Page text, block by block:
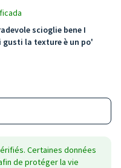
scioglie bene I
gusti la texture è un po'
Certaines données
de protéger la vie